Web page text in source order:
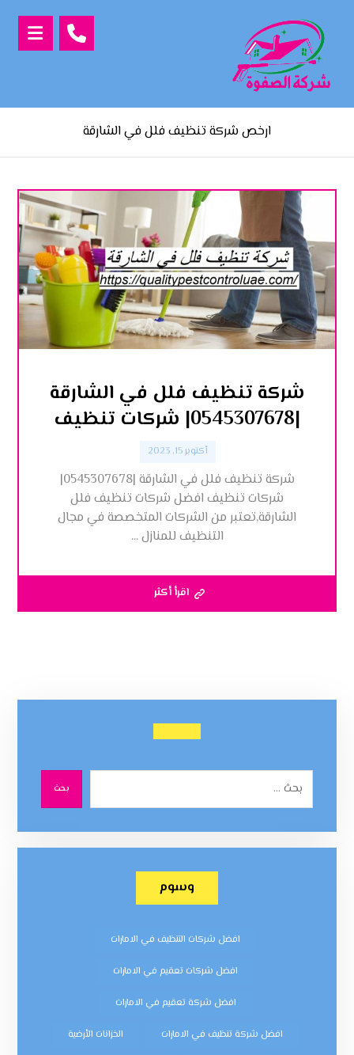
ارخص شركة تنظيف فلل في الشارقة
شركة تنظيف فلل في الشارقة
|0545307678| شركات تنظيف
أكتوبر 15, 2023
شركة تنظيف فلل في الشارقة |0545307678|
شركات تنظيف افضل شركات تنظيف فلل
الشارقة,تعتبر من الشركات المتخصصة في مجال
التنظيف للمنازل ...
اقرأ أكثر
بحث
وسوم
افضل شركات التنظيف في الامارات
افضل شركات تعقيم في الامارات
افضل شركة تعقيم في الامارات
افضل شركة تنظيف في الامارات الخزانات الأرضية